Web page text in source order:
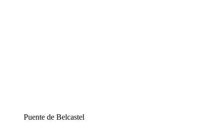
Puente de Belcastel